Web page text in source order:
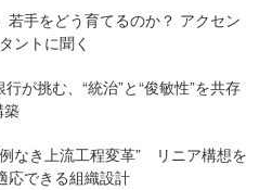
若手をどう育てるのか？ アクセン
ントに聞く
が挑む、“統治”と“俊敏性”を共存
築
なき上流工程変革” リニア構想を
応できる組織設計